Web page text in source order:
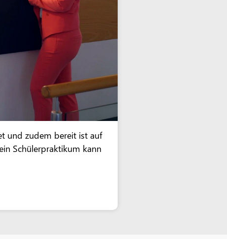
und zudem bereit ist auf
Schülerpraktikum kann